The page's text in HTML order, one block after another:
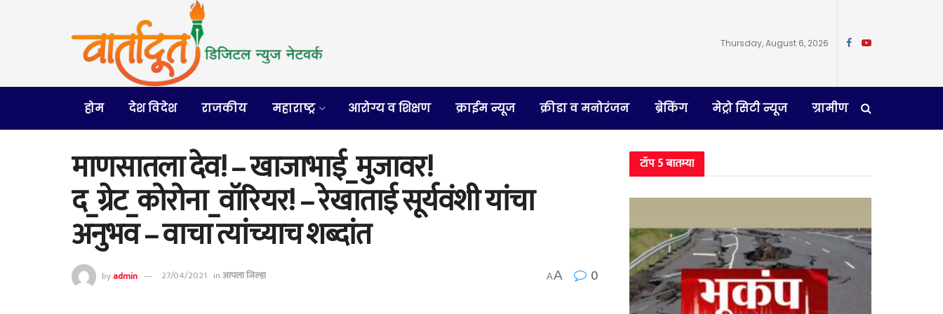
Thursday, August 6, 2026
होम देश विदेश राजकीय महाराष्ट्र आरोग्य व शिक्षण क्राईम न्यूज क्रीडा व मनोरंजन ब्रेकिंग मेट्रो सिटी न्यूज ग्रामीण
माणसातला देव! – खाजाभाई_मुजावर!
द_ग्रेट_कोरोना_वॉरियर! – रेखाताई सूर्यवंशी यांचा
अनुभव – वाचा त्यांच्याच शब्दांत
byadmin 27/04/2021 inआपला जिल्हा AA 0
टॉप 5 बातम्या